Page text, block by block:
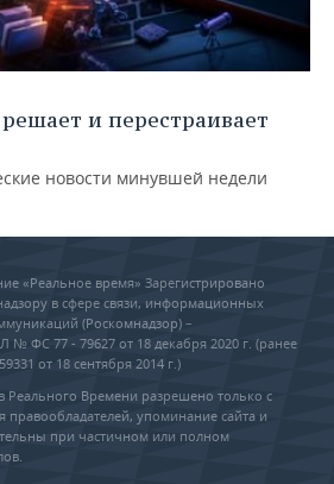
и перестраивает
новости минувшей недели
«Реальное время» Зарегистрировано
в сфере связи, информационных
(Роскомнадзор) –
№ ФС 77 - 79627 от 18 декабря 2020 г. (ранее
от 18 сентября 2014 г.)
Реального Времени разрешено только с
правообладателей, упоминание сайта и
при частичном или полном